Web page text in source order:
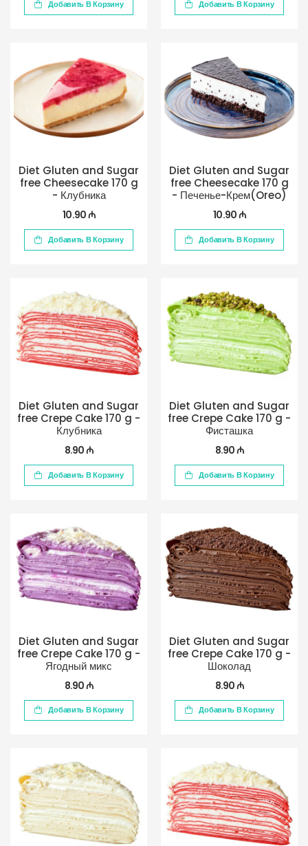
Добавить В Корзину Добавить В Корзину
Diet Gluten and Sugar
free Cheesecake 170 g
- Клубника
10.90 ₼
Добавить В Корзину
Diet Gluten and Sugar
free Cheesecake 170 g
- Печенье-Крем(Oreo)
10.90 ₼
Добавить В Корзину
Diet Gluten and Sugar
free Crepe Cake 170 g -
Клубника
8.90 ₼
Добавить В Корзину
Diet Gluten and Sugar
free Crepe Cake 170 g -
Фисташка
8.90 ₼
Добавить В Корзину
Diet Gluten and Sugar
free Crepe Cake 170 g -
Ягодный микс
8.90 ₼
Добавить В Корзину
Diet Gluten and Sugar
free Crepe Cake 170 g -
Шоколад
8.90 ₼
Добавить В Корзину